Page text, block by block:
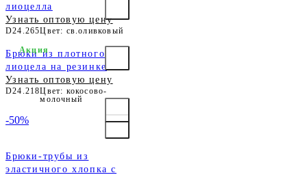
лиоцелла
Узнать оптовую цену
D24.265Цвет: св.оливковый
Брюки из плотного
лиоцела на резинке
Узнать оптовую цену
D24.218Цвет: кокосово-
молочный
Акция
Брюки-трубы из
эластичного хлопка с
-50%